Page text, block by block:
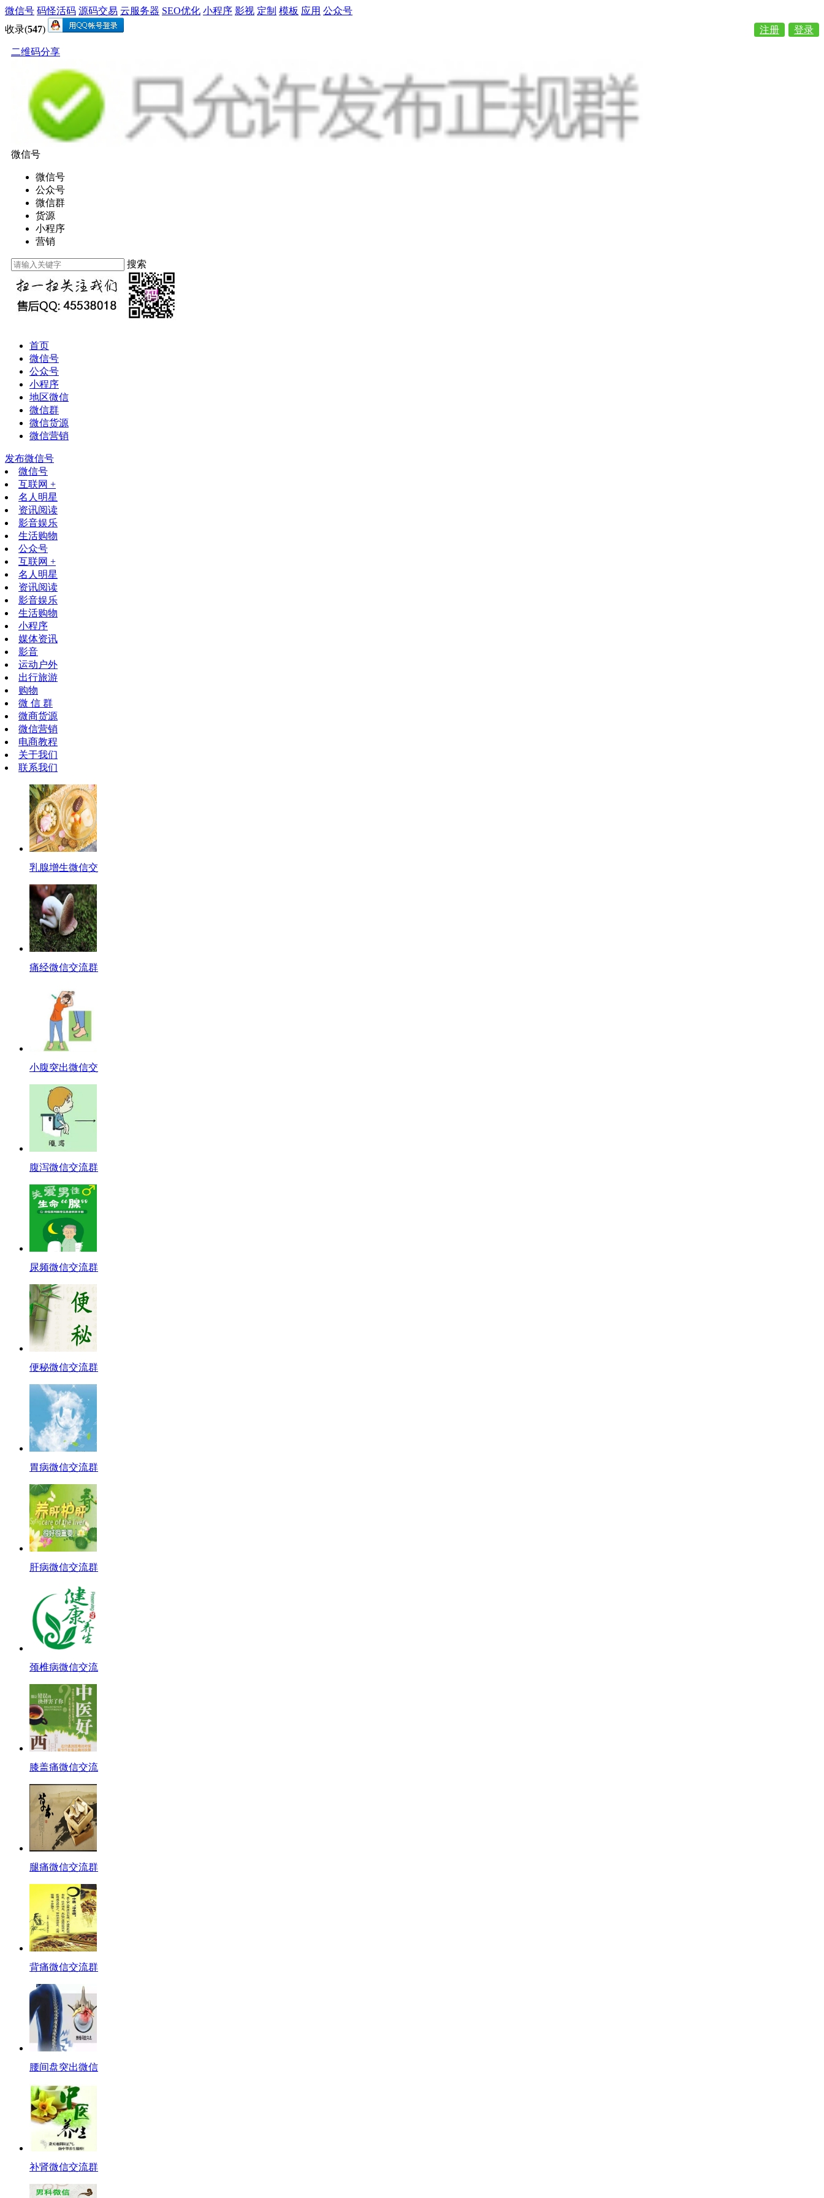
微信号 码怪活码 源码交易 云服务器 SEO优化 小程序 影视 定制 模板 应用 公众号
收录(547) 登录
注册
二维码分享
微信号
微信号
公众号
微信群
货源
小程序
营销
搜索
首页
微信号
公众号
小程序
地区微信
微信群
微信货源
微信营销
发布微信号
微信号
互联网 +
名人明星
资讯阅读
影音娱乐
生活购物
公众号
互联网 +
名人明星
资讯阅读
影音娱乐
生活购物
小程序
媒体资讯
影音
运动户外
出行旅游
购物
微 信 群
微商货源
微信营销
电商教程
关于我们
联系我们
乳腺增生微信交
痛经微信交流群
小腹突出微信交
腹泻微信交流群
尿频微信交流群
便秘微信交流群
胃病微信交流群
肝病微信交流群
颈椎病微信交流
膝盖痛微信交流
腿痛微信交流群
背痛微信交流群
腰间盘突出微信
补肾微信交流群